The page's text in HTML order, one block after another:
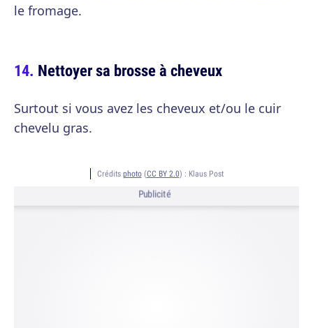
le fromage.
Nettoyer sa brosse à cheveux
Surtout si vous avez les cheveux et/ou le cuir
chevelu gras.
Crédits photo(CC BY 2.0) : Klaus Post
Publicité